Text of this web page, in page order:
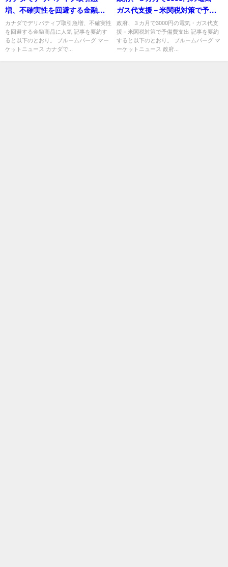
増、不確実性を回避する金融商
品に人気
カナダでデリバティブ取引急増、不確実性
を回避する金融商品に人気 記事を要約す
ると以下のとおり。 ブルームバーグ マー
ケットニュース カナダで...
ガス代支援－米関税対策で予備
費支出
政府、３カ月で3000円の電気・ガス代支
援－米関税対策で予備費支出 記事を要約
すると以下のとおり。 ブルームバーグ マ
ーケットニュース 政府...